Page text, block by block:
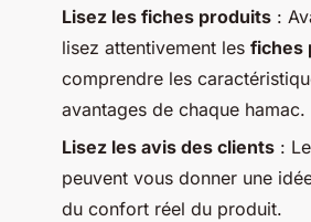
Lisez les fiches produits :
lisez attentivement les fiches
comprendre les
avantages de chaque hamac.
Lisez les avis des clients :
peuvent vous donner une
du confort réel du produit.